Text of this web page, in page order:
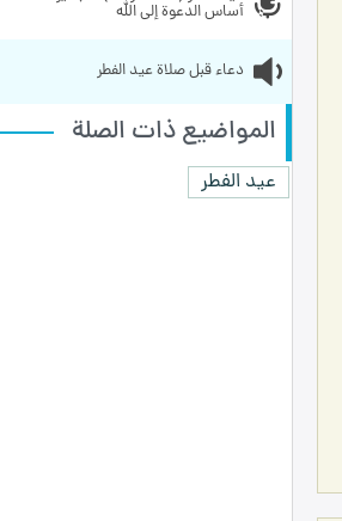
أساس الدعوة إلى الله
دعاء قبل صلاة عيد الفطر
المواضيع ذات الصلة
عيد الفطر